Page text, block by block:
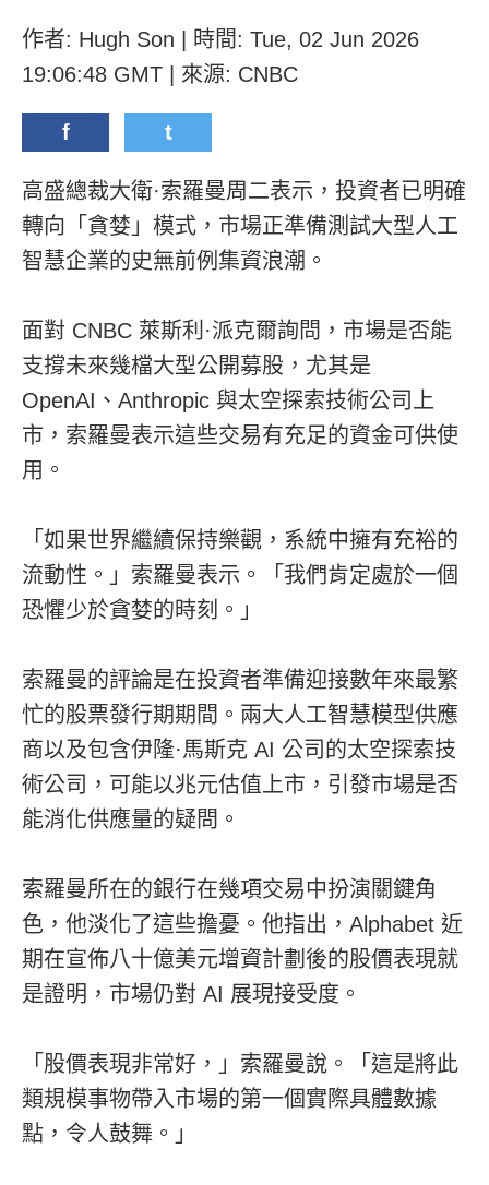
作者: Hugh Son | 時間: Tue, 02 Jun 2026
19:06:48 GMT | 來源: CNBC
f t
高盛總裁大衛·索羅曼周二表示，投資者已明確
轉向「貪婪」模式，市場正準備測試大型人工
智慧企業的史無前例集資浪潮。
面對 CNBC 萊斯利·派克爾詢問，市場是否能
支撐未來幾檔大型公開募股，尤其是
OpenAI、Anthropic 與太空探索技術公司上
市，索羅曼表示這些交易有充足的資金可供使
用。
「如果世界繼續保持樂觀，系統中擁有充裕的
流動性。」索羅曼表示。「我們肯定處於一個
恐懼少於貪婪的時刻。」
索羅曼的評論是在投資者準備迎接數年來最繁
忙的股票發行期期間。兩大人工智慧模型供應
商以及包含伊隆·馬斯克 AI 公司的太空探索技
術公司，可能以兆元估值上市，引發市場是否
能消化供應量的疑問。
索羅曼所在的銀行在幾項交易中扮演關鍵角
色，他淡化了這些擔憂。他指出，Alphabet 近
期在宣佈八十億美元增資計劃後的股價表現就
是證明，市場仍對 AI 展現接受度。
「股價表現非常好，」索羅曼說。「這是將此
類規模事物帶入市場的第一個實際具體數據
點，令人鼓舞。」